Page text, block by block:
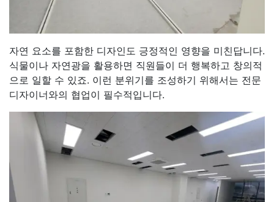
자연 요소를 포함한 디자인도 긍정적인 영향을 미친답니다.
식물이나 자연광을 활용하면 직원들이 더 행복하고 창의적
으로 일할 수 있죠. 이런 분위기를 조성하기 위해서는 전문
디자이너와의 협업이 필수적입니다.